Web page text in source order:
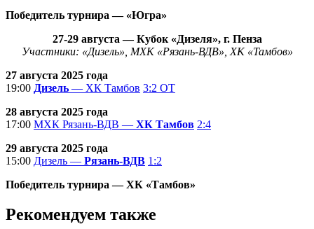
Победитель турнира — «Югра»
27-29августа— Кубок «Дизеля», г. Пенза
Участники: «Дизель», МХК «Рязань-ВДВ», ХК «Тамбов»
27 августа 2025 года
19:00 Дизель — ХК Тамбов 3:2 ОТ
28 августа 2025 года
17:00 МХК Рязань-ВДВ — ХК Тамбов 2:4
29 августа 2025 года
15:00 Дизель — Рязань-ВДВ 1:2
Победитель турнира — ХК «Тамбов»
Рекомендуем также